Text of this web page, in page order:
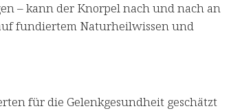
– kann der Knorpel nach und nach an
fundiertem Naturheilwissen und
für die Gelenkgesundheit geschätzt